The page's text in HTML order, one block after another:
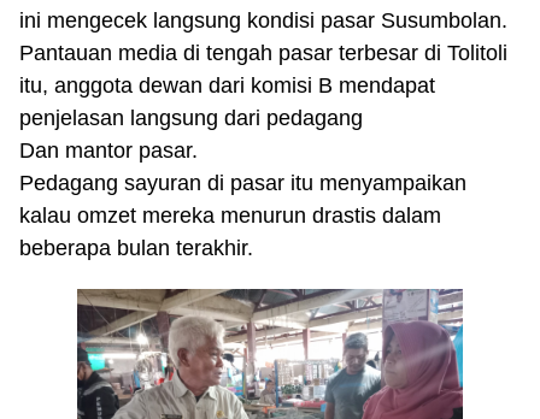
ini mengecek langsung kondisi pasar Susumbolan.
Pantauan media di tengah pasar terbesar di Tolitoli
itu, anggota dewan dari komisi B mendapat
penjelasan langsung dari pedagang
Dan mantor pasar.
Pedagang sayuran di pasar itu menyampaikan
kalau omzet mereka menurun drastis dalam
beberapa bulan terakhir.